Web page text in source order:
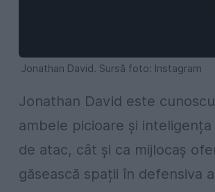
Jonathan David. Sursă foto: Instagram
Jonathan David este
ambele picioare și
de atac, cât și ca mijlocaș
găsească spații în defensiva